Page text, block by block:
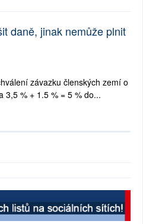
daně, jinak nemůže plnit
závazku členských zemí o
3,5 % + 1.5 % = 5 % do...